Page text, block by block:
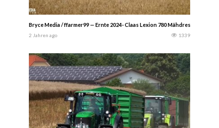
Bryce Media / ffarmer99 — Ernte 2024- Claas Lexion 780 Mähdrescher
2 Jahren ago 1339